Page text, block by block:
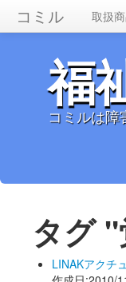
コミル 取扱
福
コミルは
タグ
LINAKアクチ